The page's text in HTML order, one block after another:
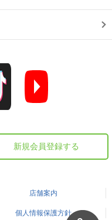
新規会員登録する
店舗案内
個人情報保護方針